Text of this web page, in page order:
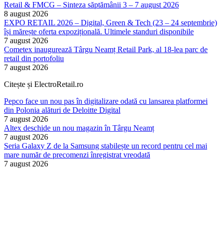
Retail & FMCG – Sinteza săptămânii 3 – 7 august 2026
8 august 2026
EXPO RETAIL 2026 – Digital, Green & Tech (23 – 24 septembrie)
își mărește oferta expozițională. Ultimele standuri disponibile
7 august 2026
Cometex inaugurează Târgu Neamț Retail Park, al 18-lea parc de
retail din portofoliu
7 august 2026
Citește și ElectroRetail.ro
Pepco face un nou pas în digitalizare odată cu lansarea platformei
din Polonia alături de Deloitte Digital
7 august 2026
Altex deschide un nou magazin în Târgu Neamț
7 august 2026
Seria Galaxy Z de la Samsung stabilește un record pentru cel mai
mare număr de precomenzi înregistrat vreodată
7 august 2026